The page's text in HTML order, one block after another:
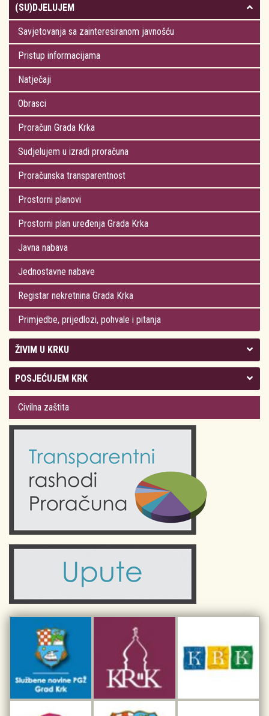
(SU)DJELUJEM
Savjetovanja sa zainteresiranom javnošću
Pristup informacijama
Natječaji
Obrasci
Proračun Grada Krka
Sudjelujem u izradi proračuna
Proračunska transparentnost
Prostorni planovi
Prostorni plan uređenja Grada Krka
Javna nabava
Jednostavne nabave
Registar nekretnina Grada Krka
Primjedbe, prijedlozi, pohvale i pitanja
ŽIVIM U KRKU
Kolegij gradonačelnika
Gradsko vijeće
Odluke Grada Krka (Službene novine PGŽ)
Obrazovanje
Komunalne usluge
Civilni sektor (arhiva udruga)
Sport i rekreacija
POSJEĆUJEM KRK
Plan Grada Krka
Krk 360° VR panorama
Krk uživo
Fotogalerije
Kalendar događanja
Turistička zajednica otoka Krka
Kulturno-turistička ruta Putovima Frankopana
Dar iz Krka
Interpretacijski centar pomorske baštine
Civilna zaštita